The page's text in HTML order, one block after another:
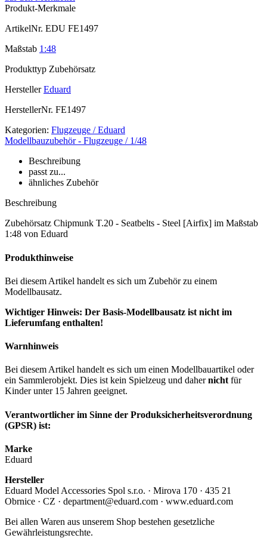
Produkt-Merkmale
ArtikelNr. EDU FE1497
Maßstab 1:48
Produkttyp Zubehörsatz
Hersteller Eduard
HerstellerNr. FE1497
Kategorien: Flugzeuge / Eduard
Modellbauzubehör - Flugzeuge / 1/48
Beschreibung
passt zu...
ähnliches Zubehör
Beschreibung
Zubehörsatz Chipmunk T.20 - Seatbelts - Steel [Airfix] im Maßstab
1:48 von Eduard
Produkthinweise
Bei diesem Artikel handelt es sich um Zubehör zu einem
Modellbausatz.
Wichtiger Hinweis: Der Basis-Modellbausatz ist nicht im
Lieferumfang enthalten!
Warnhinweis
Bei diesem Artikel handelt es sich um einen Modellbauartikel oder
ein Sammlerobjekt. Dies ist kein Spielzeug und dahernicht für
Kinder unter 15 Jahren geeignet.
Verantwortlicher im Sinne der Produksicherheitsverordnung
(GPSR) ist:
Marke
Eduard
Hersteller
Eduard Model Accessories Spol s.r.o. · Mirova 170 · 435 21
Obrnice · CZ · department@eduard.com · www.eduard.com
Bei allen Waren aus unserem Shop bestehen gesetzliche
Gewährleistungsrechte.